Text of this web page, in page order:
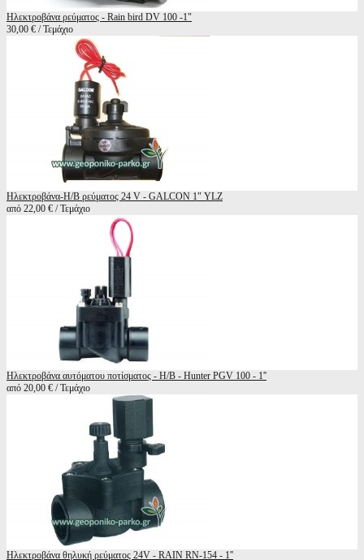
Ηλεκτροβάνα ρεύματος - Rain bird DV 100 -1"
30,00 € / Τεμάχιο
Ηλεκτροβάνα-Η/B ρεύματος 24 V - GALCON 1" YLZ
από 22,00 € / Τεμάχιο
Ηλεκτροβάνα αυτόματου ποτίσματος - Η/Β - Hunter PGV 100 - 1''
από 20,00 € / Τεμάχιο
Ηλεκτροβάνα θηλυκή ρεύματος 24V - RAIN RN-154 - 1''